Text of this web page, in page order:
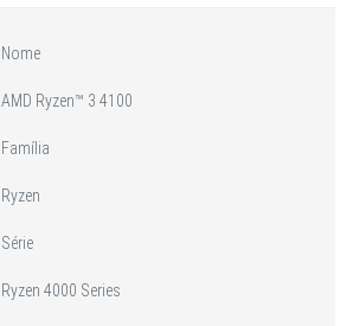
Nome
AMD Ryzen™ 3 4100
Família
Ryzen
Série
Ryzen 4000 Series